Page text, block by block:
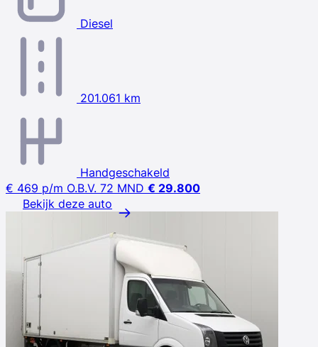
Diesel
201.061 km
Handgeschakeld
€ 469 p/m O.B.V. 72 MND € 29.800
Bekijk deze auto